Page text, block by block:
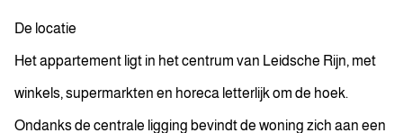
De locatie
Het appartement ligt in het centrum van Leidsche Rijn, met
winkels, supermarkten en horeca letterlijk om de hoek.
Ondanks de centrale ligging bevindt de woning zich aan een